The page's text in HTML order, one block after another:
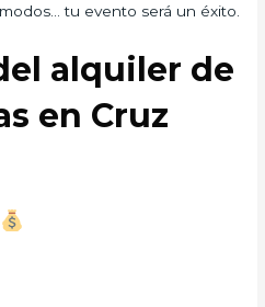
tu evento será un éxito.
alquiler de
en Cruz